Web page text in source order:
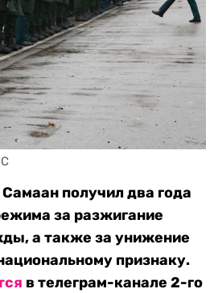
получил два года
за разжигание
а также за унижение
признаку.
в телеграм-канале 2-го